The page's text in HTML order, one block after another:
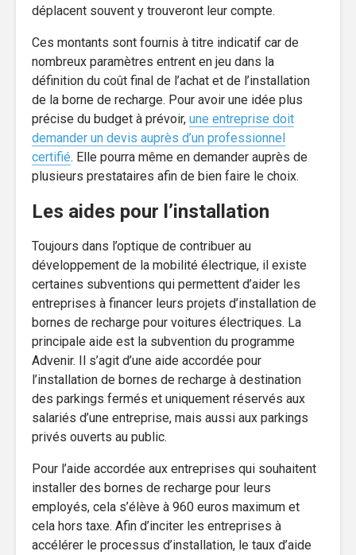
déplacent souvent y trouveront leur compte.
Ces montants sont fournis à titre indicatif car de
nombreux paramètres entrent en jeu dans la
définition du coût final de l’achat et de l’installation
de la borne de recharge. Pour avoir une idée plus
précise du budget à prévoir, une entreprise doit
demander un devis auprès d’un professionnel
certifié. Elle pourra même en demander auprès de
plusieurs prestataires afin de bien faire le choix.
Les aides pour l’installation
Toujours dans l’optique de contribuer au
développement de la mobilité électrique, il existe
certaines subventions qui permettent d’aider les
entreprises à financer leurs projets d’installation de
bornes de recharge pour voitures électriques. La
principale aide est la subvention du programme
Advenir. Il s’agit d’une aide accordée pour
l’installation de bornes de recharge à destination
des parkings fermés et uniquement réservés aux
salariés d’une entreprise, mais aussi aux parkings
privés ouverts au public.
Pour l’aide accordée aux entreprises qui souhaitent
installer des bornes de recharge pour leurs
employés, cela s’élève à 960 euros maximum et
cela hors taxe. Afin d’inciter les entreprises à
accélérer le processus d’installation, le taux d’aide